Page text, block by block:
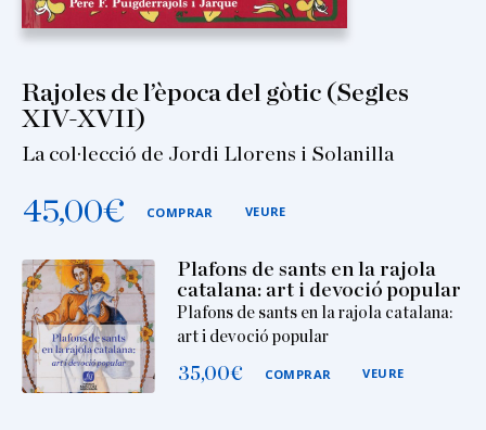
Rajoles de l’època del gòtic (Segles
XIV-XVII)
La col·lecció de Jordi Llorens i Solanilla
45,00€ COMPRAR VEURE
Plafons de sants en la rajola
catalana: art i devoció popular
Plafons de sants en la rajola catalana:
art i devoció popular
35,00€ COMPRAR VEURE